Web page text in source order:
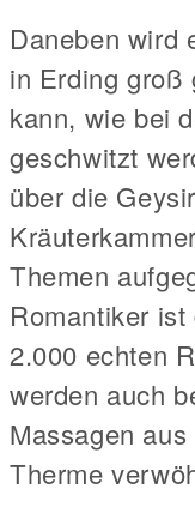
Daneben wird
in Erding groß
kann, wie bei
geschwitzt
über die
Themen
Romantiker
2.000 echten
werden auch
Massagen
Therme